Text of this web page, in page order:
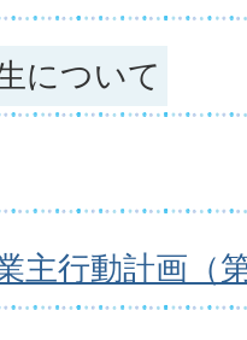
について
主行動計画（